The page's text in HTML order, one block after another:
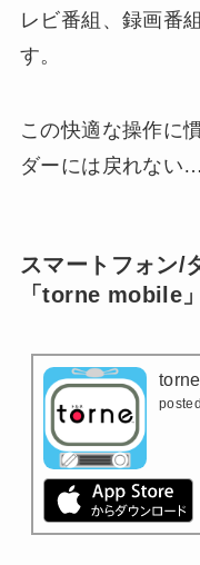
レビ番組、録画番
す。
この快適な操作に
ダーには戻れない…
スマートフォン/
「torne mobile